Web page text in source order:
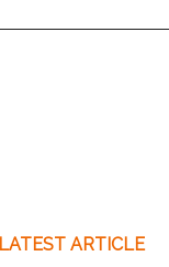
LATEST ARTICLE